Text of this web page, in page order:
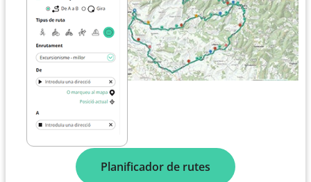
Planificador de rutes